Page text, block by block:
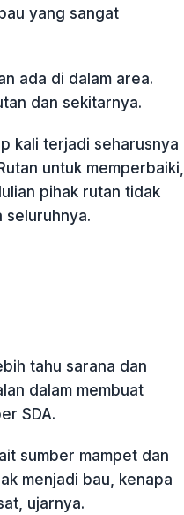
yang sangat
ada di dalam area.
dan sekitarnya.
kali terjadi seharusnya
untuk memperbaiki,
pihak rutan tidak
seluruhnya.
tahu sarana dan
dalam membuat
SDA.
sumber mampet dan
menjadi bau, kenapa
ujarnya.